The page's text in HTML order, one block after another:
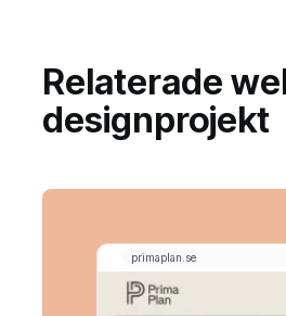
Relaterade
designprojekt